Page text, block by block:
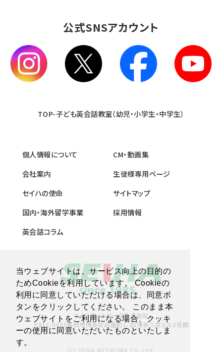
当ウェブサイトは、サービス向上の目的の
ためCookieを利用しています。 Cookieの
利用に同意していただける場合は、同意ボ
タンをクリックしてください。 このまま本
ウェブサイトをご利用になる場合、クッキ
ーの使用に同意いただいたものといたしま
す。
公式SNSアカウント
TOP-子ども英会話教室（幼児・小学生・中学生）
個人情報について
会社案内
セイハの使命
国内・海外留学事業
英会話コラム
CM・動画集
生徒様専用ページ
サイトマップ
採用情報
セイハネットワーク株式会社
〒812-0025福岡市博多区店屋町1-35博多三井ビル2号館